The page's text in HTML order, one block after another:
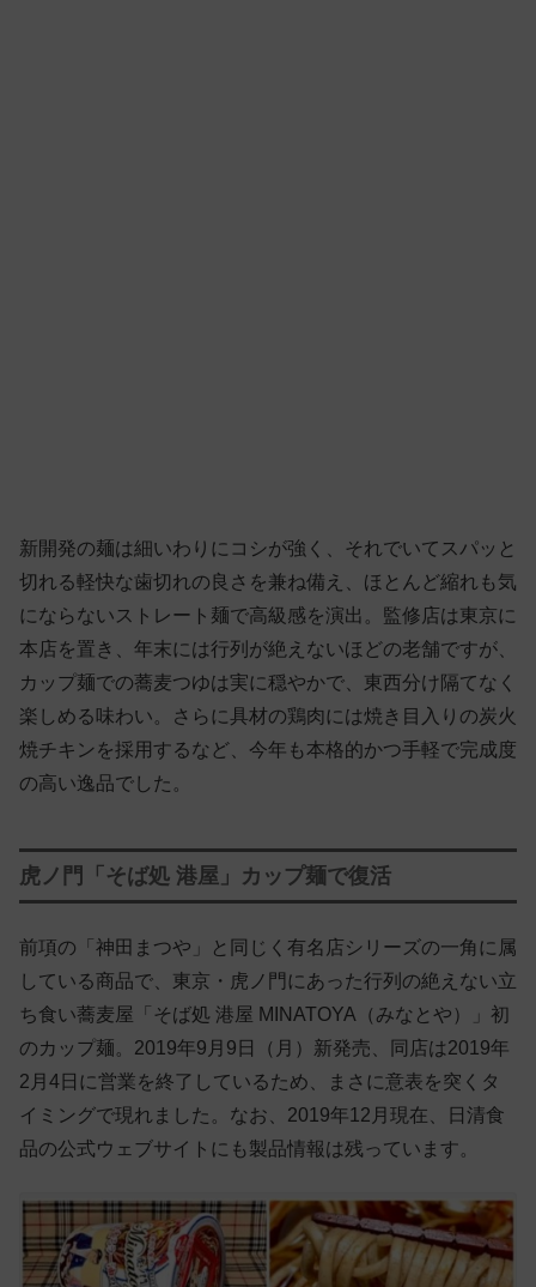
新開発の麺は細いわりにコシが強く、それでいてスパッと
切れる軽快な歯切れの良さを兼ね備え、ほとんど縮れも気
にならないストレート麺で高級感を演出。監修店は東京に
本店を置き、年末には行列が絶えないほどの老舗ですが、
カップ麺での蕎麦つゆは実に穏やかで、東西分け隔てなく
楽しめる味わい。さらに具材の鶏肉には焼き目入りの炭火
焼チキンを採用するなど、今年も本格的かつ手軽で完成度
の高い逸品でした。
虎ノ門「そば処 港屋」カップ麺で復活
前項の「神田まつや」と同じく有名店シリーズの一角に属
している商品で、東京・虎ノ門にあった行列の絶えない立
ち食い蕎麦屋「そば処 港屋 MINATOYA（みなとや）」初
のカップ麺。2019年9月9日（月）新発売、同店は2019年
2月4日に営業を終了しているため、まさに意表を突くタ
イミングで現れました。なお、2019年12月現在、日清食
品の公式ウェブサイトにも製品情報は残っています。